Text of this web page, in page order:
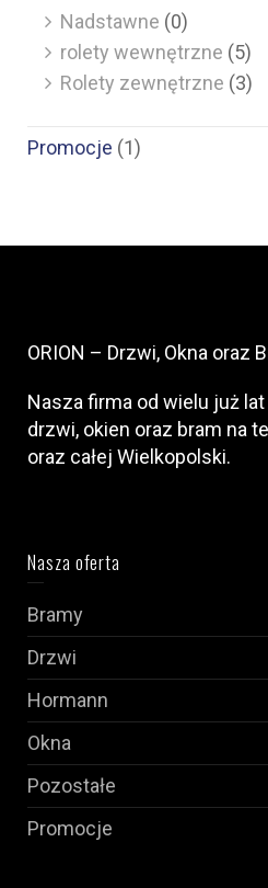
Nadstawne (0)
rolety wewnętrzne (5)
Rolety zewnętrzne (3)
Promocje (1)
ORION – Drzwi, Okna oraz
Nasza firma od wielu już
drzwi, okien oraz bram na
oraz całej Wielkopolski.
Nasza oferta
Bramy
Drzwi
Hormann
Okna
Pozostałe
Promocje